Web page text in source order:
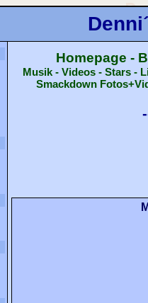
Homepage -
Musik - Videos - Stars -
Smackdown